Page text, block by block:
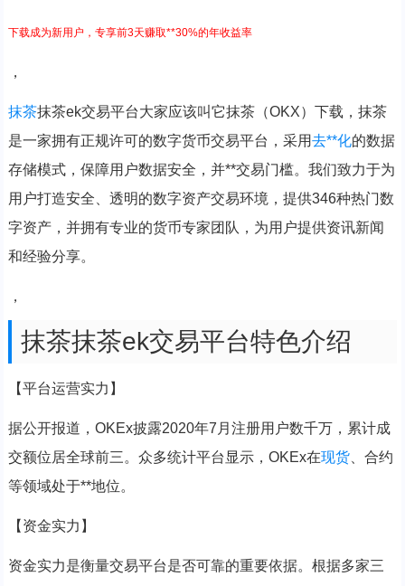
下载成为新用户，专享前3天赚取**30%的年收益率
，
抹茶抹茶ek交易平台大家应该叫它抹茶（OKX）下载，抹茶
是一家拥有正规许可的数字货币交易平台，采用去**化的数据
存储模式，保障用户数据安全，并**交易门槛。我们致力于为
用户打造安全、透明的数字资产交易环境，提供346种热门数
字资产，并拥有专业的货币专家团队，为用户提供资讯新闻
和经验分享。
，
抹茶抹茶ek交易平台特色介绍
【平台运营实力】
据公开报道，OKEx披露2020年7月注册用户数千万，累计成
交额位居全球前三。众多统计平台显示，OKEx在现货、合约
等领域处于**地位。
【资金实力】
资金实力是衡量交易平台是否可靠的重要依据。根据多家三